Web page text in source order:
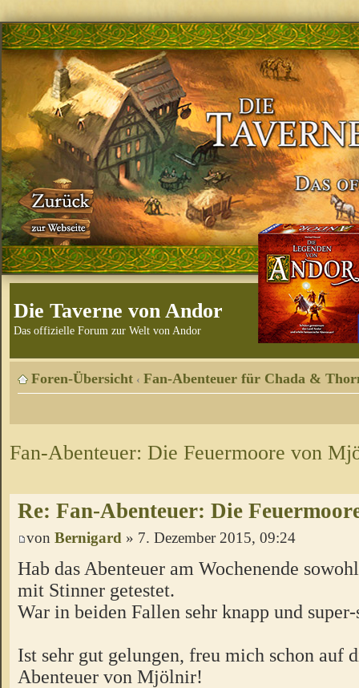
Die Taverne von Andor
Das offizielle Forum zur Welt von Andor
Foren-Übersicht ‹ Fan-Abenteuer für Chada &
Fan-Abenteuer: Die Feuermoore von
Re: Fan-Abenteuer: Die
von Bernigard » 7. Dezember 2015, 09:24
Hab das Abenteuer am Wochenende
mit Stinner getestet.
War in beiden Fallen sehr knapp und
Ist sehr gut gelungen, freu mich schon auf
Abenteuer von Mjölnir!